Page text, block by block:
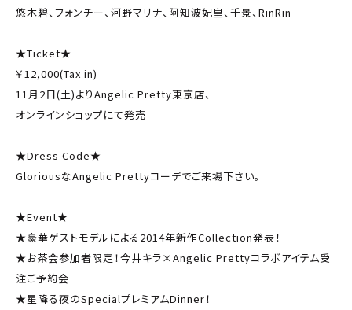
悠木碧、フォンチー、河野マリナ、阿知波妃皇、千景、RinRin
★Ticket★
￥12,000(Tax in)
11月2日(土)よりAngelic Pretty東京店、
オンラインショップにて発売
★Dress Code★
GloriousなAngelic Prettyコーデでご来場下さい。
★Event★
★豪華ゲストモデルによる2014年新作Collection発表！
★お茶会参加者限定！今井キラ×Angelic Prettyコラボアイテム受
注ご予約会
★星降る夜のSpecialプレミアムDinner！